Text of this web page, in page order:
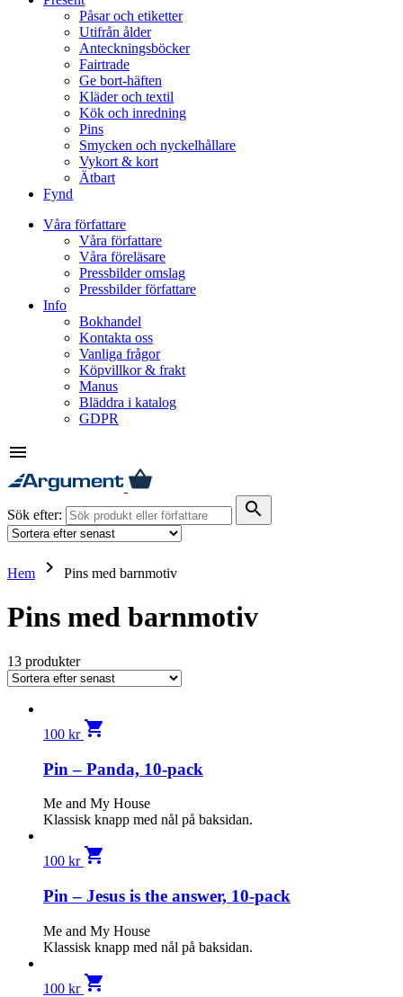
Påsar och etiketter
Utifrån ålder
Anteckningsböcker
Fairtrade
Ge bort-häften
Kläder och textil
Kök och inredning
Pins
Smycken och nyckelhållare
Vykort & kort
Ätbart
Fynd
Våra författare
Våra författare
Våra föreläsare
Pressbilder omslag
Pressbilder författare
Info
Bokhandel
Kontakta oss
Vanliga frågor
Köpvillkor & frakt
Manus
Bläddra i katalog
GDPR
menu
Sök efter: search
Hem keyboard_arrow_right Pins med barnmotiv
Pins med barnmotiv
13 produkter
100 kr shopping_cart
Pin – Panda, 10-pack
Me and My House
Klassisk knapp med nål på baksidan.
100 kr shopping_cart
Pin – Jesus is the answer, 10-pack
Me and My House
Klassisk knapp med nål på baksidan.
100 kr shopping_cart